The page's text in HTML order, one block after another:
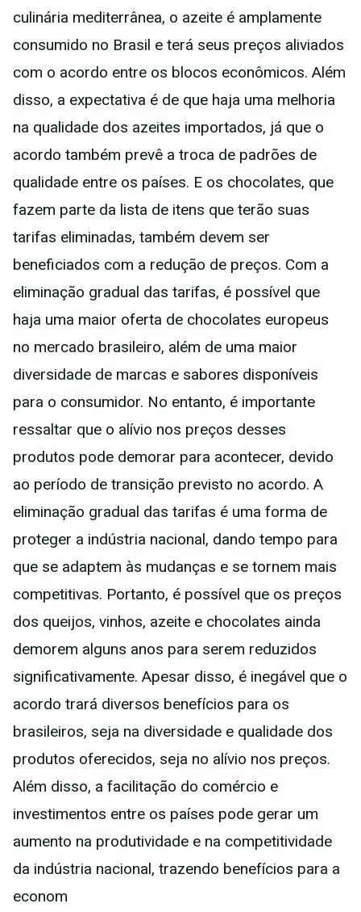
culinária mediterrânea, o azeite é amplamente
consumido no Brasil e terá seus preços aliviados
com o acordo entre os blocos econômicos. Além
disso, a expectativa é de que haja uma melhoria
na qualidade dos azeites importados, já que o
acordo também prevê a troca de padrões de
qualidade entre os países. E os chocolates, que
fazem parte da lista de itens que terão suas
tarifas eliminadas, também devem ser
beneficiados com a redução de preços. Com a
eliminação gradual das tarifas, é possível que
haja uma maior oferta de chocolates europeus
no mercado brasileiro, além de uma maior
diversidade de marcas e sabores disponíveis
para o consumidor. No entanto, é importante
ressaltar que o alívio nos preços desses
produtos pode demorar para acontecer, devido
ao período de transição previsto no acordo. A
eliminação gradual das tarifas é uma forma de
proteger a indústria nacional, dando tempo para
que se adaptem às mudanças e se tornem mais
competitivas. Portanto, é possível que os preços
dos queijos, vinhos, azeite e chocolates ainda
demorem alguns anos para serem reduzidos
significativamente. Apesar disso, é inegável que o
acordo trará diversos benefícios para os
brasileiros, seja na diversidade e qualidade dos
produtos oferecidos, seja no alívio nos preços.
Além disso, a facilitação do comércio e
investimentos entre os países pode gerar um
aumento na produtividade e na competitividade
da indústria nacional, trazendo benefícios para a
econom